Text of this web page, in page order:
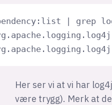
| grep
Her ser vi at vi har
være trygg). Merk at